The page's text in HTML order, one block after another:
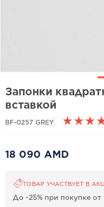
Запонки
вставкой
BF-0257 GREY ★★★
18 090 AMD
ТОВАР УЧАСТВУЕТ В
До -25% при покупке от